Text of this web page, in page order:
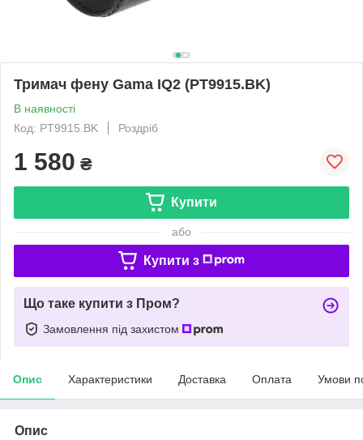
Тримач фену Gama IQ2 (PT9915.BK)
В наявності
Код: PT9915.BK
Роздріб
1 580 ₴
Купити
або
Купити з
Що таке купити з Пром?
Замовлення під захистом
Опис Характеристики Доставка Оплата Умови
Опис